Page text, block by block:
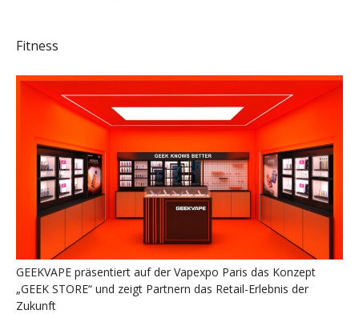
Fitness
GEEKVAPE präsentiert auf der Vapexpo Paris das Konzept
„GEEK STORE“ und zeigt Partnern das Retail-Erlebnis der
Zukunft